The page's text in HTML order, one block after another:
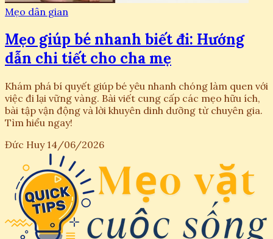
Mẹo dân gian
Mẹo giúp bé nhanh biết đi: Hướng
dẫn chi tiết cho cha mẹ
Khám phá bí quyết giúp bé yêu nhanh chóng làm quen với
việc đi lại vững vàng. Bài viết cung cấp các mẹo hữu ích,
bài tập vận động và lời khuyên dinh dưỡng từ chuyên gia.
Tìm hiểu ngay!
Đức Huy 14/06/2026